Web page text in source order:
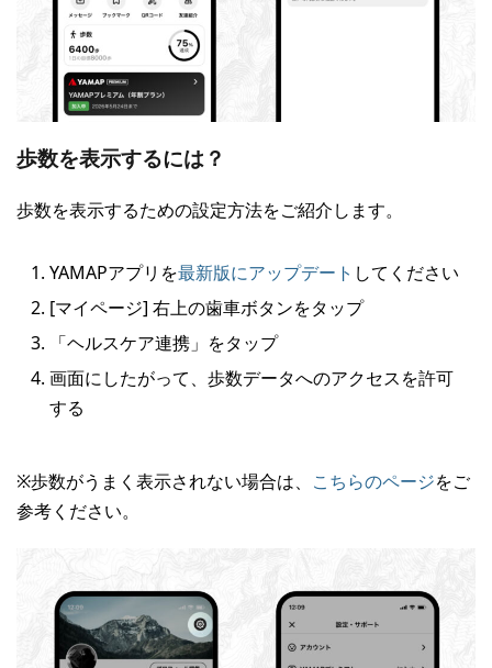
歩数を表示するには？
歩数を表示するための設定方法をご紹介します。
YAMAPアプリを最新版にアップデート してください
[マイページ] 右上の歯車ボタンをタップ
「ヘルスケア連携」をタップ
画面にしたがって、歩数データへのアクセスを許可
する
※歩数がうまく表示されない場合は、 こちらのページをご
参考ください。